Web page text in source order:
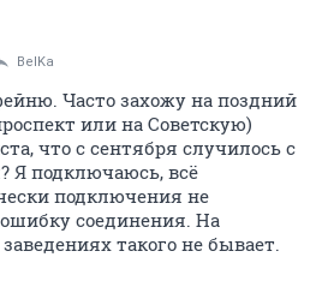
BelKa
Часто захожу на поздний
или на Советскую)
что с сентября случилось с
Я подключаюсь, всё
подключения не
соединения. На
такого не бывает.